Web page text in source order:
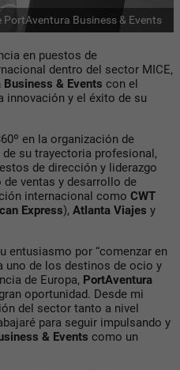
Business & Events
en puestos de
dentro del sector MICE,
Business & Events con el
innovación y el éxito de su
en la organización de
su trayectoria profesional,
de dirección y liderazgo
ventas y desarrollo de
internacional como CWT
Express), Atlanta Viajes y
entusiasmo por “comenzar en
uno de los destinos de ocio y
de Europa, PortAventura
oportunidad. Desde mi
del sector tanto a nivel
para seguir impulsando y
& Events como un